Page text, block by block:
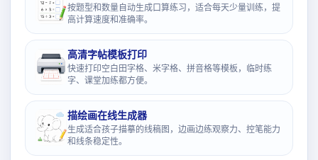
按题型和数量自动生成口算练习，适合每天少量训练，提
高计算速度和准确率。
高清字帖模板打印
快速打印空白田字格、米字格、拼音格等模板，临时练
字、课堂加练都方便。
描绘画在线生成器
生成适合孩子描摹的线稿图，边画边练观察力、控笔能力
和线条稳定性。